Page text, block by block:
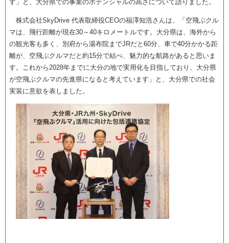
す」と、大分県での事業のポテンシャルの高さについて語りました。
株式会社SkyDrive 代表取締役CEOの福澤知浩さんは、「空飛ぶクル
マは、飛行距離が現在30～40キロメートルです。大分県は、海外から
の観光客も多く、別府から湯布院までJRだと60分、車で40分かかる距
離が、空飛ぶクルマだと約15分で結べ、魅力的な航路があると思いま
す。これから2028年までに大分の地で実用化を目指しており、大分県
が空飛ぶクルマの先進県になると考えています」と、大分県での社会
実装に意欲を表しました。